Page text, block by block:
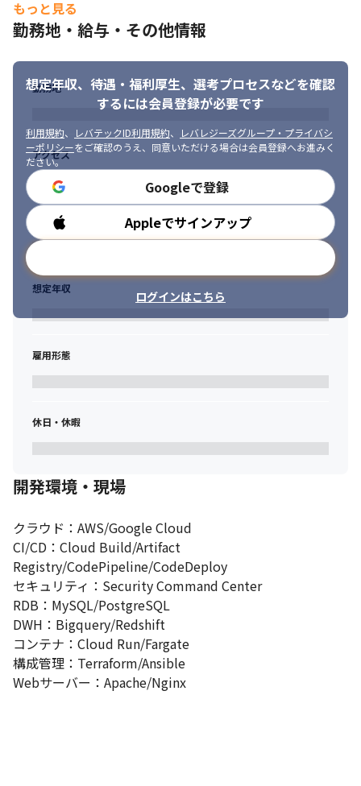
もっと見る
勤務地・給与・その他情報
想定年収、待遇・福利厚生、 選考プロセスなどを確認
するには会員登録が必要です
利用規約、 レバテックID利用規約、
レバレジーズグループ・プライバシ
ーポリシーをご確認のうえ、同意いただける場合は会員登録へお進みく
ださい。
Googleで登録
Appleでサインアップ
ログインはこちら
勤務地
アクセス
勤務時間
想定年収
雇用形態
休日・休暇
開発環境・現場
クラウド：AWS/Google Cloud
CI/CD：Cloud Build/Artifact
Registry/CodePipeline/CodeDeploy
セキュリティ：Security Command Center
RDB：MySQL/PostgreSQL
DWH：Bigquery/Redshift
コンテナ：Cloud Run/Fargate
構成管理：Terraform/Ansible
Webサーバー：Apache/Nginx